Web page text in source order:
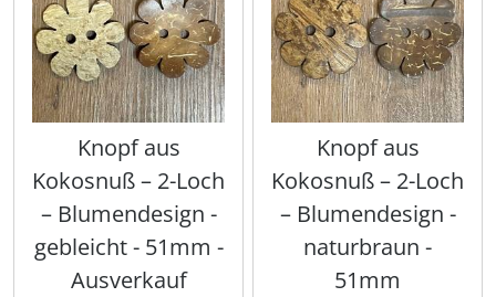
Knopf aus
Kokosnuß – 2-Loch
– Blumendesign -
gebleicht - 51mm -
Ausverkauf
Knopf aus
Kokosnuß – 2-Loch
– Blumendesign -
naturbraun -
51mm